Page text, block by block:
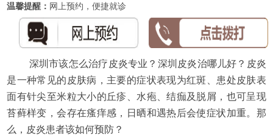
温馨提醒： 网上预约，便捷就诊
深圳市该怎么治疗皮炎专业？深圳皮炎治哪儿好？皮炎
是一种常见的皮肤病，主要的症状表现为红斑、患处皮肤表
面有针尖至米粒大小的丘疹、水疱、结痂及脱屑，也可呈现
苔藓样变，会存在瘙痒感，日晒和遇热后会使症状加重。那
么，皮炎患者该如何预防？